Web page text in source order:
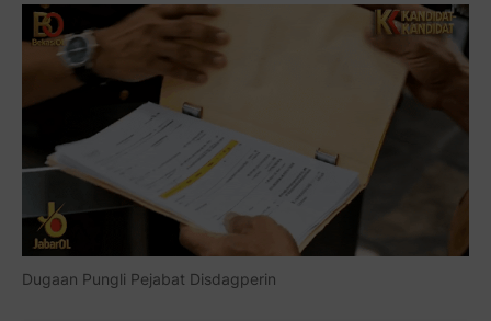
Dugaan Pungli Pejabat Disdagperin